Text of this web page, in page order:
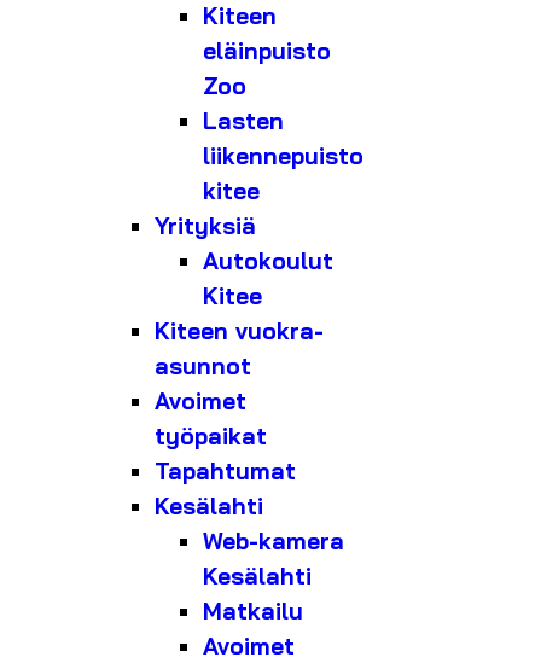
Kiteen
eläinpuisto
Zoo
Lasten
liikennepuisto
kitee
Yrityksiä
Autokoulut
Kitee
Kiteen vuokra-
asunnot
Avoimet
työpaikat
Tapahtumat
Kesälahti
Web-kamera
Kesälahti
Matkailu
Avoimet